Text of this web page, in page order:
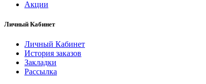
Акции
Личный Кабинет
Личный Кабинет
История заказов
Закладки
Рассылка